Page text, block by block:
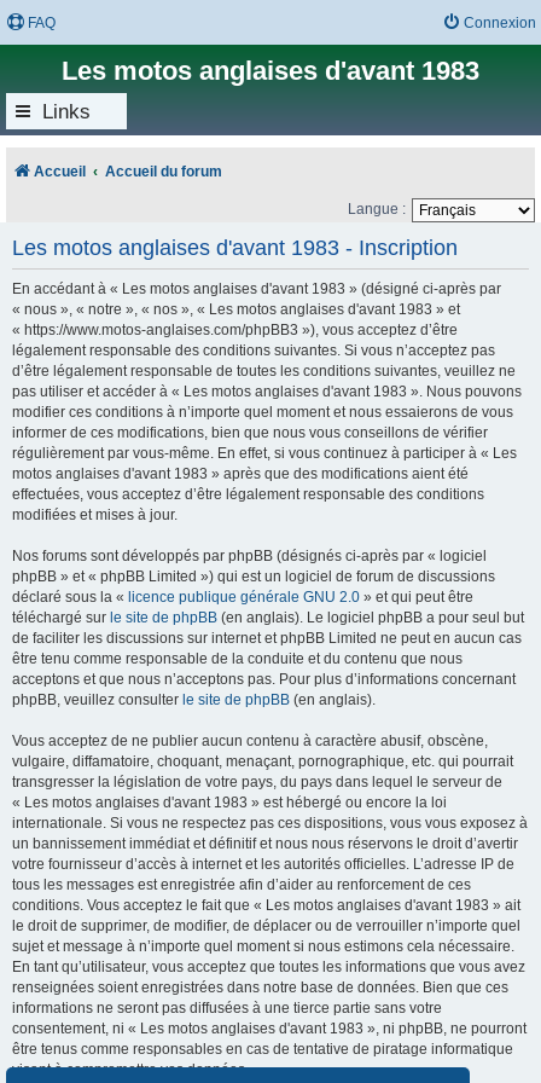
FAQ Connexion
Les motos anglaises d'avant 1983
Links
Accueil Accueil du forum
Langue :
Les motos anglaises d'avant 1983 - Inscription
En accédant à « Les motos anglaises d'avant 1983 » (désigné ci-après par
« nous », « notre », « nos », « Les motos anglaises d'avant 1983 » et
« https://www.motos-anglaises.com/phpBB3 »), vous acceptez d’être
légalement responsable des conditions suivantes. Si vous n’acceptez pas
d’être légalement responsable de toutes les conditions suivantes, veuillez ne
pas utiliser et accéder à « Les motos anglaises d'avant 1983 ». Nous pouvons
modifier ces conditions à n’importe quel moment et nous essaierons de vous
informer de ces modifications, bien que nous vous conseillons de vérifier
régulièrement par vous-même. En effet, si vous continuez à participer à « Les
motos anglaises d'avant 1983 » après que des modifications aient été
effectuées, vous acceptez d’être légalement responsable des conditions
modifiées et mises à jour.
Nos forums sont développés par phpBB (désignés ci-après par « logiciel
phpBB » et « phpBB Limited ») qui est un logiciel de forum de discussions
déclaré sous la « licence publique générale GNU 2.0 » et qui peut être
téléchargé sur le site de phpBB (en anglais). Le logiciel phpBB a pour seul but
de faciliter les discussions sur internet et phpBB Limited ne peut en aucun cas
être tenu comme responsable de la conduite et du contenu que nous
acceptons et que nous n’acceptons pas. Pour plus d’informations concernant
phpBB, veuillez consulter le site de phpBB (en anglais).
Vous acceptez de ne publier aucun contenu à caractère abusif, obscène,
vulgaire, diffamatoire, choquant, menaçant, pornographique, etc. qui pourrait
transgresser la législation de votre pays, du pays dans lequel le serveur de
« Les motos anglaises d'avant 1983 » est hébergé ou encore la loi
internationale. Si vous ne respectez pas ces dispositions, vous vous exposez à
un bannissement immédiat et définitif et nous nous réservons le droit d’avertir
votre fournisseur d’accès à internet et les autorités officielles. L’adresse IP de
tous les messages est enregistrée afin d’aider au renforcement de ces
conditions. Vous acceptez le fait que « Les motos anglaises d'avant 1983 » ait
le droit de supprimer, de modifier, de déplacer ou de verrouiller n’importe quel
sujet et message à n’importe quel moment si nous estimons cela nécessaire.
En tant qu’utilisateur, vous acceptez que toutes les informations que vous avez
renseignées soient enregistrées dans notre base de données. Bien que ces
informations ne seront pas diffusées à une tierce partie sans votre
consentement, ni « Les motos anglaises d'avant 1983 », ni phpBB, ne pourront
être tenus comme responsables en cas de tentative de piratage informatique
visant à compromettre vos données.